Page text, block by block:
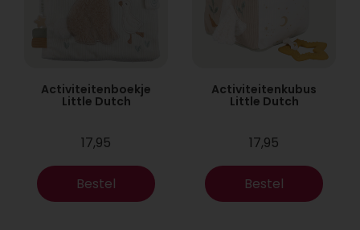
Activiteitenboekje
Little Dutch
17,95
Bestel
Activiteitenkubus
Little Dutch
17,95
Bestel